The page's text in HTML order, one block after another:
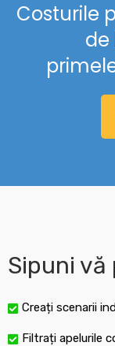
Costurile
de
Sipuni vă
Creați scenarii
Filtrați apelurile